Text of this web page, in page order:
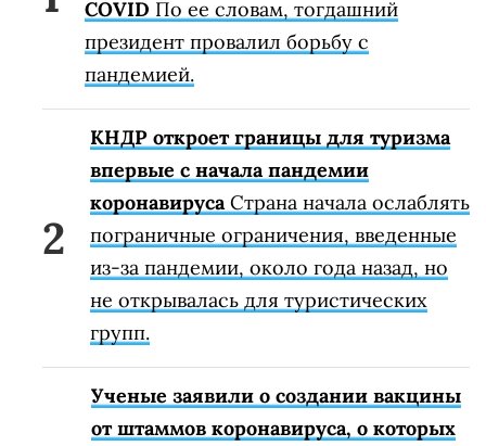
COVID По ее словам, тогдашний
президент провалил борьбу с
пандемией.
КНДР откроет границы для туризма
впервые с начала пандемии
коронавирусаСтрана начала ослаблять
пограничные ограничения, введенные
из-за пандемии, около года назад, но
не открывалась для туристических
групп.
Ученые заявили о создании вакцины
от штаммов коронавируса, о которых